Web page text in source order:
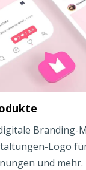
Branding-
Logo
und mehr.